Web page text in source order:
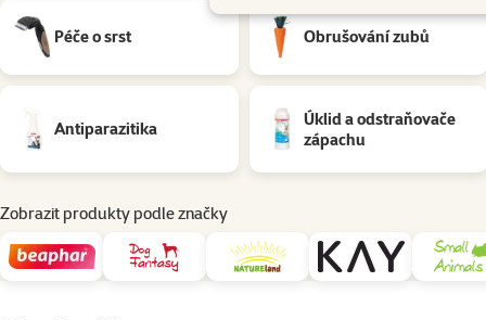
Podkategorie
Péče o srst
Obrušování zubů
Antiparazitika
Úklid a odstraňovače
zápachu
Zobrazit produkty podle značky